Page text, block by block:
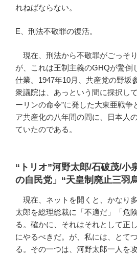
れねばならない。
E、刑法不敬罪の復活。
現在、刑法から不敬罪がごっそり
が、これは王制主義のGHQが驚倒
仕業。1947年10月、共産党の野坂
衆議院は、あっという間に採択し
ーリンの命令”に発した大東亜戦争
ア共産化の八年間の間に、日本人
ていたのである。
“トリオ”河野太郎/石破茂/小
の自民党」“天皇制廃止三羽
現在、ネットを開くと、かなり
太郎を総理総裁に「不適だ」「危
る。確かに、それはそれとして正
にやるべきだ。が、私には、とて
る。その一つは、河野太郎一人を